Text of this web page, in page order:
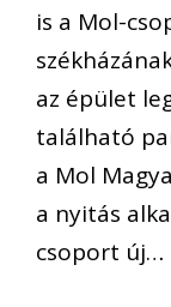
is a Mol-
az épület
található
a Mol
a nyitás
csoport új…